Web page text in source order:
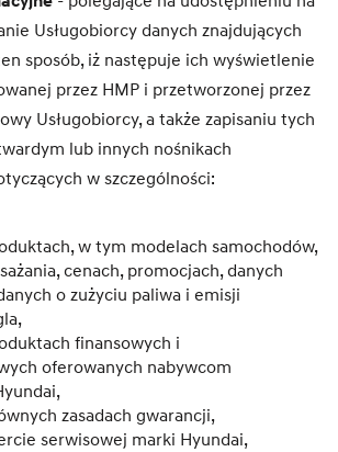
Usługobiorcy danych znajdujących
sposób, iż następuje ich wyświetlenie
przez HMP i przetworzonej przez
Usługobiorcy, a także zapisaniu tych
lub innych nośnikach
w szczególności:
w tym modelach samochodów,
cenach, promocjach, danych
o zużyciu paliwa i emisji
finansowych i
oferowanych nabywcom
zasadach gwarancji,
serwisowej marki Hyundai,